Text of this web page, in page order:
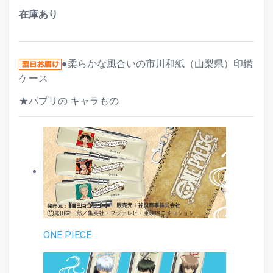
在庫あり
●柔らかな風合いの市川和紙（山梨県）印鑑
ケース
★パプリの キャラもの
ONE PIECE